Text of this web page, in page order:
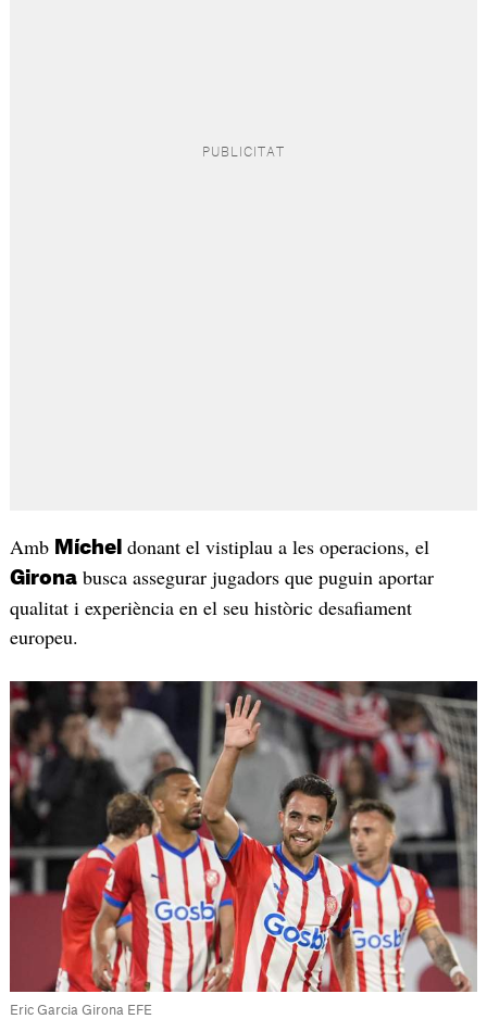
Amb Míchel donant el vistiplau a les operacions, el
Gironabusca assegurar jugadors que puguin aportar
qualitat i experiència en el seu històric desafiament
europeu.
Eric Garcia Girona EFE